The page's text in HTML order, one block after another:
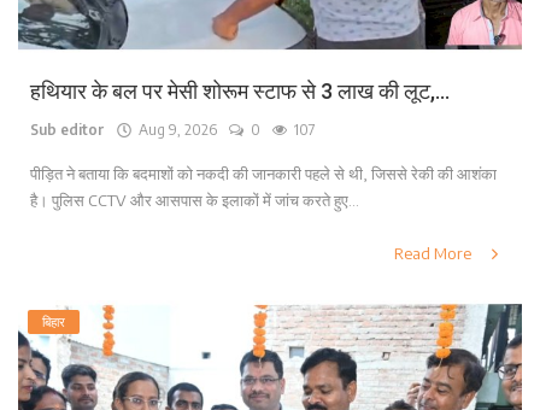
अन्य
हथियार के बल पर मेसी शोरूम स्टाफ से 3 लाख की लूट,...
Sub editor Aug 9, 2026 0 107
पीड़ित ने बताया कि बदमाशों को नकदी की जानकारी पहले से थी, जिससे रेकी की आशंका
है। पुलिस CCTV और आसपास के इलाकों में जांच करते हुए...
Read More
बिहार